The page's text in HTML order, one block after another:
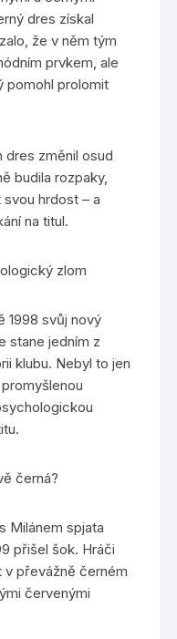
dres získal
že v něm tým
prvkem, ale
pomohl prolomit
dres změnil osud
budila rozpaky,
svou hrdost – a
na titul.
zlom
1998 svůj nový
stane jedním z
klubu. Nebyl to jen
černá?
Milánem spjata
přišel šok. Hráči
v převážně černém
červenými